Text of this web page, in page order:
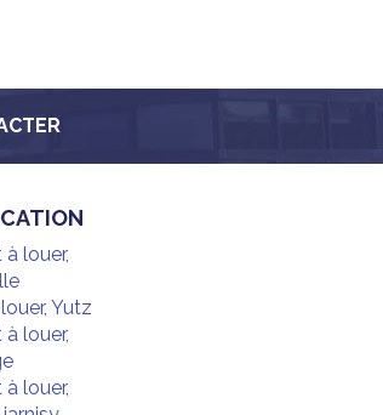
louer,
Yutz
louer,
louer,